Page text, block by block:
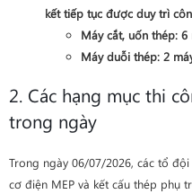
kết tiếp tục được duy trì
Máy cắt, uốn thép: 6
Máy duỗi thép: 2
2. Các hạng mục thi
trong ngày
Trong ngày 06/07/2026, các tổ
cơ điện MEP và kết cấu thép phụ